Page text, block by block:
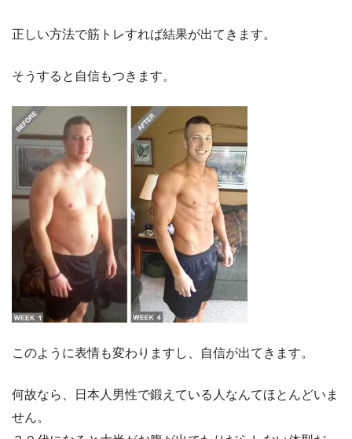
正しい方法で筋トレすれば結果が出てきます。
そうすると自信もつきます。
このように表情も変わりますし、自信が出てきます。
何故なら、日本人男性で鍛えている人なんてほとんどいま
せん。